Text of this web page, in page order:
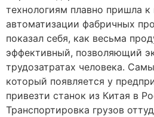
технологиям плавно пришла к
автоматизации фабричных
показал себя, как весьма
эффективный, позволяющий
трудозатратах человека.
который появляется у
привезти станок из Китая в
Транспортировка грузов